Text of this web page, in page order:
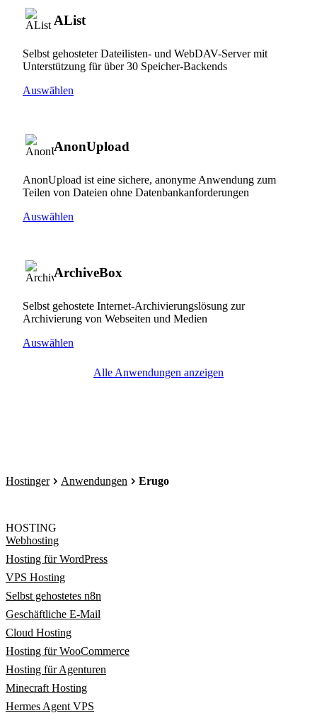
AList
Selbst gehosteter Dateilisten- und WebDAV-Server mit
Unterstützung für über 30 Speicher-Backends
Auswählen
AnonUpload
AnonUpload ist eine sichere, anonyme Anwendung zum
Teilen von Dateien ohne Datenbankanforderungen
Auswählen
ArchiveBox
Selbst gehostete Internet-Archivierungslösung zur
Archivierung von Webseiten und Medien
Auswählen
Alle Anwendungen anzeigen
Hostinger Anwendungen Erugo
HOSTING
Webhosting
Hosting für WordPress
VPS Hosting
Selbst gehostetes n8n
Geschäftliche E-Mail
Cloud Hosting
Hosting für WooCommerce
Hosting für Agenturen
Minecraft Hosting
Hermes Agent VPS